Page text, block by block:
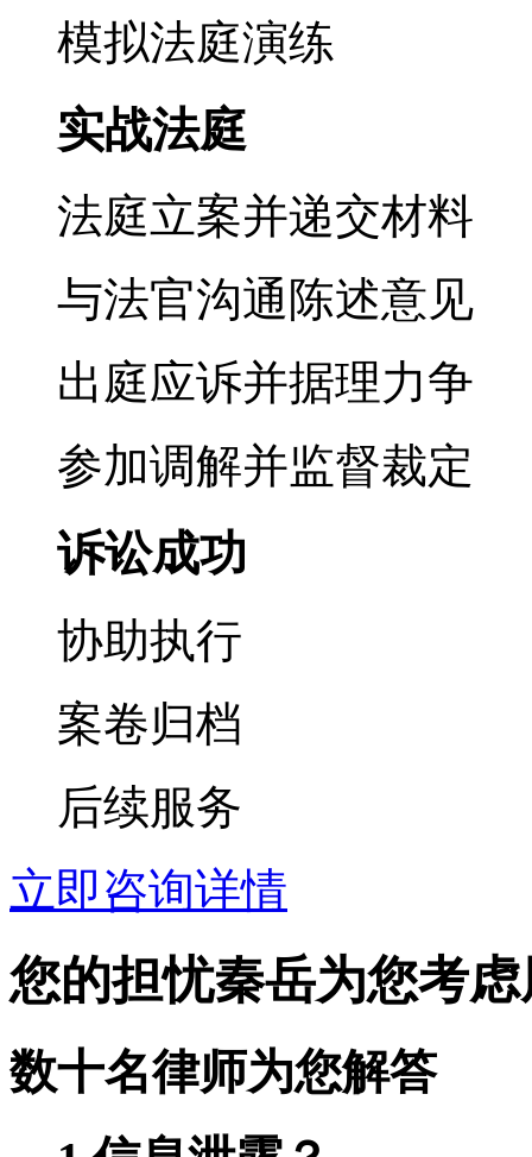
模拟法庭演练
实战法庭
法庭立案并递交材料
与法官沟通陈述意见
出庭应诉并据理力争
参加调解并监督裁定
诉讼成功
协助执行
案卷归档
后续服务
立即咨询详情
您的担忧秦岳为您考
数十名律师为您解答